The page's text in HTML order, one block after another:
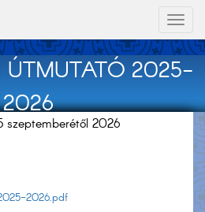
ÚTMUTATÓ 2025-
2026
szeptemberétől 2026
2026.pdf